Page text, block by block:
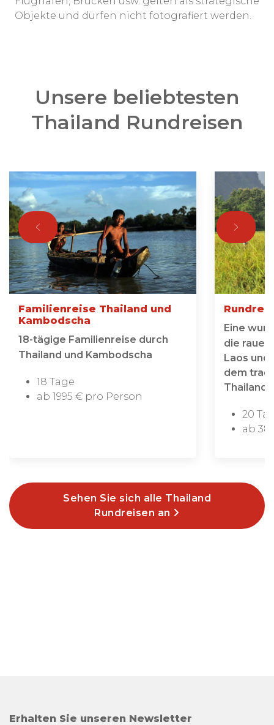
Objekte und dürfen nicht fotografiert werden.
Unsere beliebtesten
Thailand Rundreisen
Familienreise Thailand und
Kambodscha
18-tägige Familienreise durch
Thailand und Kambodscha
18 Tage
ab 1995 € pro Person
Eine
die
Laos und
dem
Thailands
20
ab
Sehen Sie sich alle Thailand
Rundreisen an
Erhalten Sie unseren Newsletter